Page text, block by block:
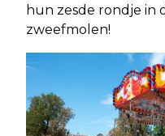
hun zesde rondje in
zweefmolen!